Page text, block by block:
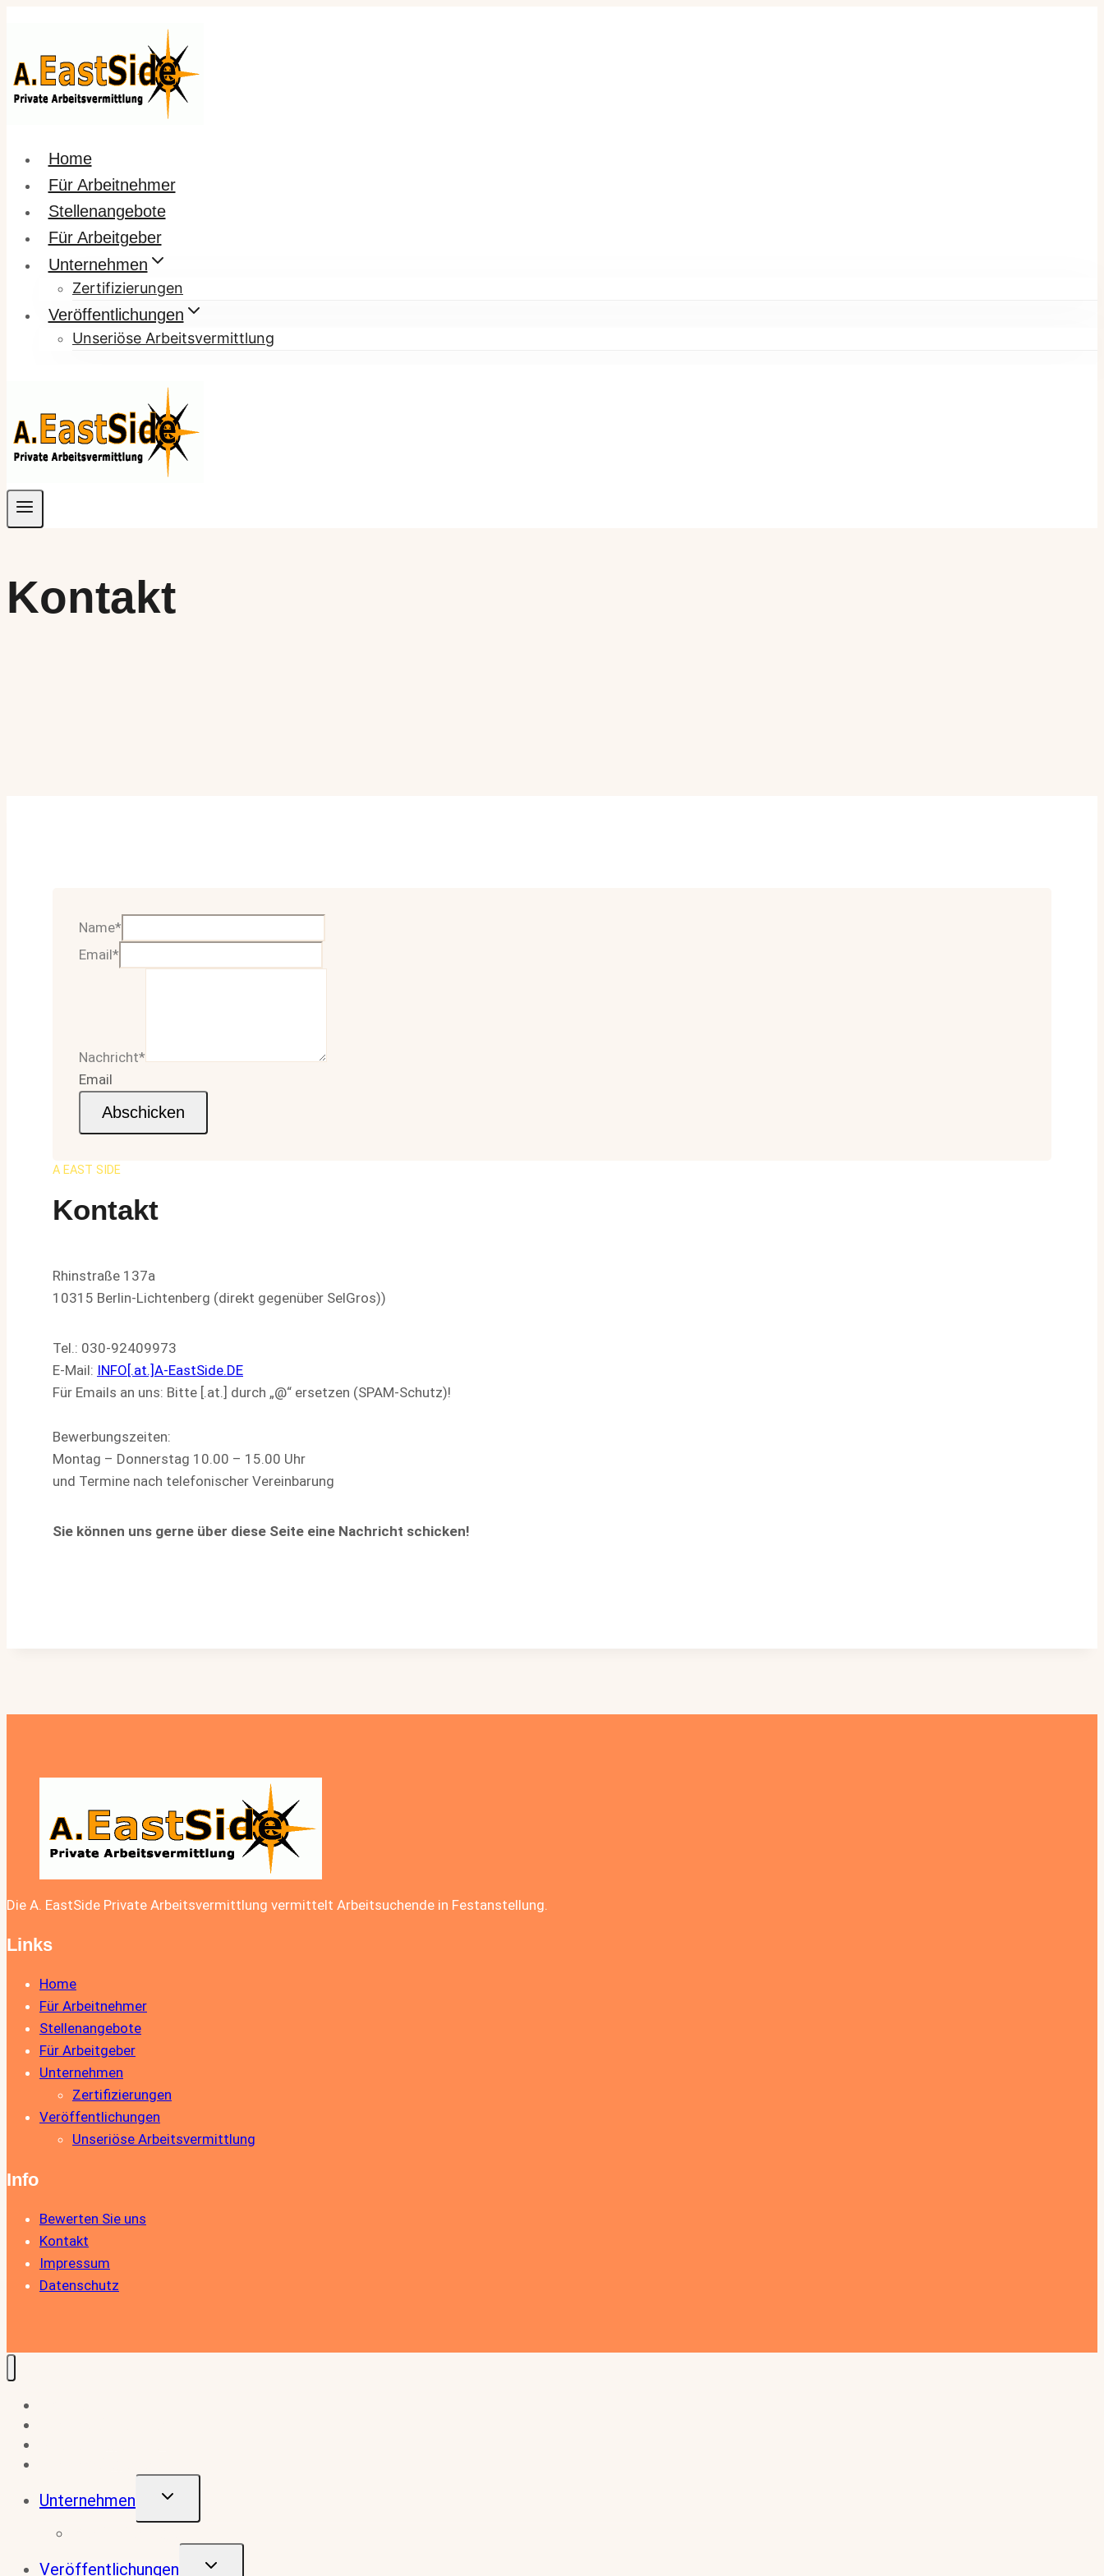
springen
Home
Für Arbeitnehmer
Stellenangebote
Für Arbeitgeber
Unternehmen
Zertifizierungen
Veröffentlichungen
Unseriöse Arbeitsvermittlung
Kontakt
Name*
Email*
Nachricht*
Email
Abschicken
A EAST SIDE
Kontakt
Rhinstraße 137a
10315 Berlin-Lichtenberg (direkt gegenüber SelGros))
Tel.: 030-92409973
E-Mail: INFO[.at.]A-EastSide.DE
Für Emails an uns: Bitte [.at.] durch „@“ ersetzen (SPAM-Schutz)!
Bewerbungszeiten:
Montag – Donnerstag 10.00 – 15.00 Uhr
und Termine nach telefonischer Vereinbarung
Sie können uns gerne über diese Seite eine Nachricht schicken!
Die A. EastSide Private Arbeitsvermittlung vermittelt Arbeitsuchende in Festanstellung.
Links
Home
Für Arbeitnehmer
Stellenangebote
Für Arbeitgeber
Unternehmen
Zertifizierungen
Veröffentlichungen
Unseriöse Arbeitsvermittlung
Info
Bewerten Sie uns
Kontakt
Impressum
Datenschutz
Unternehmen
Untermenü
Veröffentlichungen
Untermenü